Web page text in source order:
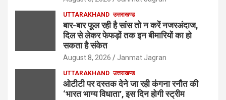
UTTARAKHAND उत्तराखण्ड
बार-बार फूल रही है सांस तो न करें नजरअंदाज,
दिल से लेकर फेफड़ों तक इन बीमारियों का हो
सकता है संकेत
August 8, 2026 Janmat Jagran
UTTARAKHAND उत्तराखण्ड
ओटीटी पर दस्तक देने जा रही कंगना रनौत की
‘भारत भाग्य विधाता’, इस दिन होगी स्ट्रीम